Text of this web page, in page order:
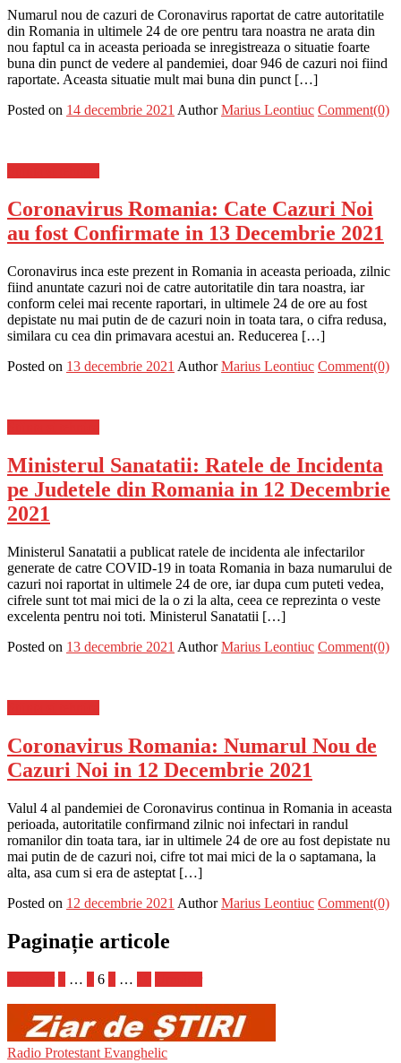
Numarul nou de cazuri de Coronavirus raportat de catre autoritatile
din Romania in ultimele 24 de ore pentru tara noastra ne arata din
nou faptul ca in aceasta perioada se inregistreaza o situatie foarte
buna din punct de vedere al pandemiei, doar 946 de cazuri noi fiind
raportate. Aceasta situatie mult mai buna din punct […]
Posted on 14 decembrie 2021 Author Marius Leontiuc Comment(0)
Coronavirus Romania: Cate Cazuri Noi
au fost Confirmate in 13 Decembrie 2021
Coronavirus inca este prezent in Romania in aceasta perioada, zilnic
fiind anuntate cazuri noi de catre autoritatile din tara noastra, iar
conform celei mai recente raportari, in ultimele 24 de ore au fost
depistate nu mai putin de de cazuri noin in toata tara, o cifra redusa,
similara cu cea din primavara acestui an. Reducerea […]
Posted on 13 decembrie 2021 Author Marius Leontiuc Comment(0)
Ministerul Sanatatii: Ratele de Incidenta
pe Judetele din Romania in 12 Decembrie
2021
Ministerul Sanatatii a publicat ratele de incidenta ale infectarilor
generate de catre COVID-19 in toata Romania in baza numarului de
cazuri noi raportat in ultimele 24 de ore, iar dupa cum puteti vedea,
cifrele sunt tot mai mici de la o zi la alta, ceea ce reprezinta o veste
excelenta pentru noi toti. Ministerul Sanatatii […]
Posted on 13 decembrie 2021 Author Marius Leontiuc Comment(0)
Coronavirus Romania: Numarul Nou de
Cazuri Noi in 12 Decembrie 2021
Valul 4 al pandemiei de Coronavirus continua in Romania in aceasta
perioada, autoritatile confirmand zilnic noi infectari in randul
romanilor din toata tara, iar in ultimele 24 de ore au fost depistate nu
mai putin de de cazuri noi, cifre tot mai mici de la o saptamana, la
alta, asa cum si era de asteptat […]
Posted on 12 decembrie 2021 Author Marius Leontiuc Comment(0)
Paginație articole
… 6 …
Radio Protestant Evanghelic